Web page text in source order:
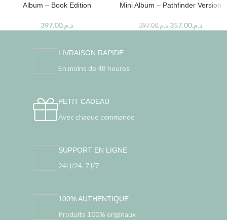
Album – Book Edition
د.م.397.00
Mini Album – Pathfinder Version
د.م.397.00 د.م.357.00
LIVRAISON RAPIDE
En moins de 48 heures
PETIT CADEAU
Avec chaque commande
SUPPORT EN LIGNE
24H/24, 7J/7
100% AUTHENTIQUE
Produits 100% originaux